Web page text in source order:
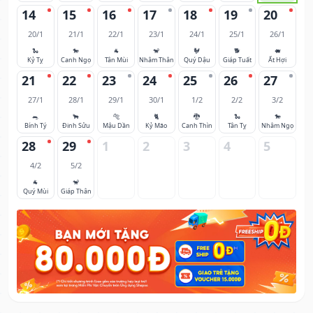
14
20/1
🐍
Kỷ Tỵ
15
21/1
🐎
Canh Ngọ
16
22/1
🐐
Tân Mùi
17
23/1
🐒
Nhâm Thân
18
24/1
🐓
Quý Dậu
19
25/1
🐕
Giáp Tuất
20
26/1
🐖
Ất Hợi
21
27/1
🐀
Bính Tý
22
28/1
🐂
Đinh Sửu
23
29/1
🐅
Mậu Dần
24
30/1
🐈
Kỷ Mão
25
1/2
🐉
Canh Thìn
26
2/2
🐍
Tân Tỵ
27
3/2
🐎
Nhâm Ngọ
28
4/2
🐐
Quý Mùi
29
5/2
🐒
Giáp Thân
1 2 3 4 5